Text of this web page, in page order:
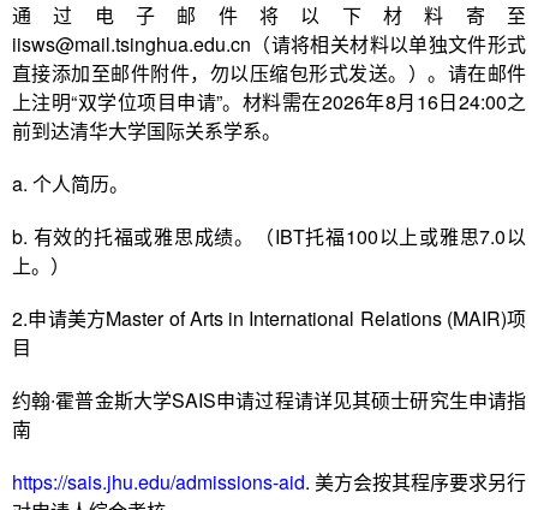
通过电子邮件将以下材料寄至
iisws@mail.tsinghua.edu.cn（请将相关材料以单独文件形式
直接添加至邮件附件，勿以压缩包形式发送。）。请在邮件
上注明“双学位项目申请”。材料需在2026年8月16日24:00之
前到达清华大学国际关系学系。
a. 个人简历。
b. 有效的托福或雅思成绩。（IBT托福100以上或雅思7.0以
上。）
2.申请美方Master of Arts in International Relations (MAIR)项
目
约翰∙霍普金斯大学SAIS申请过程请详见其硕士研究生申请指
南
https://sais.jhu.edu/admissions-aid. 美方会按其程序要求另行